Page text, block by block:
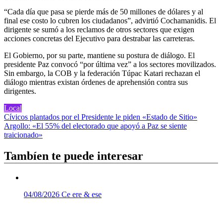
“Cada día que pasa se pierde más de 50 millones de dólares y al
final ese costo lo cubren los ciudadanos”, advirtió Cochamanidis. El
dirigente se sumó a los reclamos de otros sectores que exigen
acciones concretas del Ejecutivo para destrabar las carreteras.
El Gobierno, por su parte, mantiene su postura de diálogo. El
presidente Paz convocó “por última vez” a los sectores movilizados.
Sin embargo, la COB y la federación Túpac Katari rechazan el
diálogo mientras existan órdenes de aprehensión contra sus
dirigentes.
Local
Navegación
de
Cívicos plantados por el Presidente le piden «Estado de Sitio»
Argollo: «El 55% del electorado que apoyó a Paz se siente
traicionado»
Tambíen te puede interesar
04/08/2026 Ce ere & ese